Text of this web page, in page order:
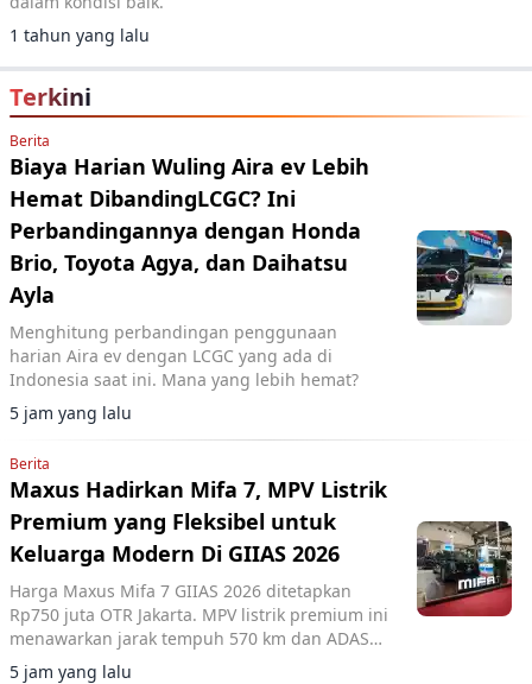
1 tahun yang lalu
Terkini
Berita
Biaya Harian Wuling Aira ev Lebih
Hemat DibandingLCGC? Ini
Perbandingannya dengan Honda
Brio, Toyota Agya, dan Daihatsu
Ayla
Menghitung perbandingan penggunaan
harian Aira ev dengan LCGC yang ada di
Indonesia saat ini. Mana yang lebih hemat?
5 jam yang lalu
Berita
Maxus Hadirkan Mifa 7, MPV Listrik
Premium yang Fleksibel untuk
Keluarga Modern Di GIIAS 2026
Harga Maxus Mifa 7 GIIAS 2026 ditetapkan
Rp750 juta OTR Jakarta. MPV listrik premium ini
menawarkan jarak tempuh 570 km dan ADAS
Level 2+.
5 jam yang lalu